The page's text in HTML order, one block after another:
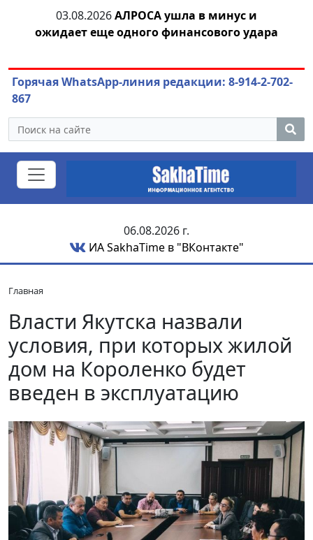
03.08.2026АЛРОСА ушла в минус и
ожидает еще одного финансового удара
Горячая WhatsApp-линия редакции: 8-914-2-702-
867
06.08.2026 г.
ИА SakhaTime в "ВКонтакте"
Главная
Власти Якутска назвали
условия, при которых жилой
дом на Короленко будет
введен в эксплуатацию